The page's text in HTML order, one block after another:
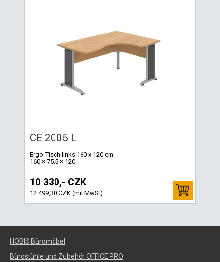
CE 2005 L
Ergo-Tisch links 160 x 120 cm
160 × 75.5 × 120
10 330,- CZK
12 499,30 CZK (mit MwSt)
HOBIS Büromöbel
Bürostühle und Zubehör OFFICE PRO